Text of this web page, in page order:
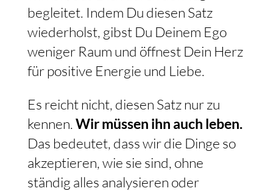
begleitet. Indem Du diesen Satz
wiederholst, gibst Du Deinem Ego
weniger Raum und öffnest Dein Herz
für positive Energie und Liebe.
Es reicht nicht, diesen Satz nur zu
kennen. Wir müssen ihn auch leben.
Das bedeutet, dass wir die Dinge so
akzeptieren, wie sie sind, ohne
ständig alles analysieren oder